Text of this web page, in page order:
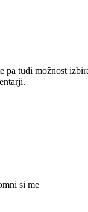
tudi možnost
si me